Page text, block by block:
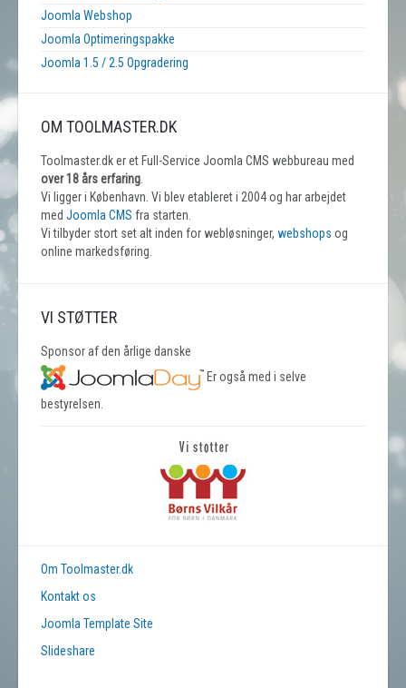
Joomla Webshop
Joomla Optimeringspakke
Joomla 1.5 / 2.5 Opgradering
OM TOOLMASTER.DK
Toolmaster.dk er et Full-Service Joomla CMS webbureau med
over 18 års erfaring
Vi ligger i København. Vi blev etableret i 2004 og har arbejdet
med Joomla CMS fra starten.
Vi tilbyder stort set alt inden for webløsninger, webshops og
online markedsføring.
VI STØTTER
Sponsor af den årlige danske
Er også med i selve
bestyrelsen.
Om Toolmaster.dk
Kontakt os
Joomla Template Site
Slideshare